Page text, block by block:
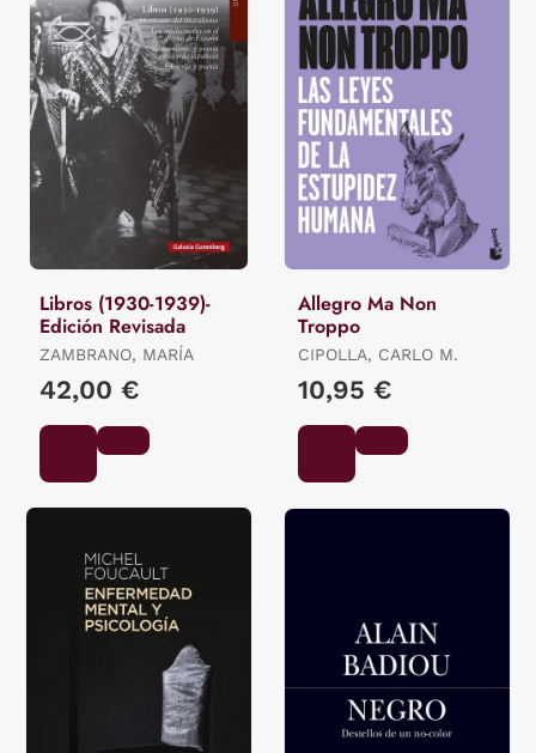
Libros (1930-1939)-
Edición Revisada
ZAMBRANO, MARÍA
42,00 €
Allegro Ma Non
Troppo
CIPOLLA, CARLO M.
10,95 €